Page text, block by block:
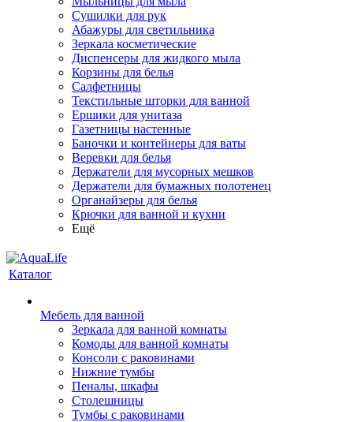
Сушилки для рук
Абажуры для светильника
Зеркала косметические
Диспенсеры для жидкого мыла
Корзины для белья
Салфетницы
Текстильные шторки для ванной
Ершики для унитаза
Газетницы настенные
Баночки и контейнеры для ваты
Веревки для белья
Держатели для мусорных мешков
Держатели для бумажных полотенец
Органайзеры для белья
Крючки для ванной и кухни
Ещё
Каталог
Мебель для ванной
Зеркала для ванной комнаты
Комоды для ванной комнаты
Консоли с раковинами
Нижние тумбы
Пеналы, шкафы
Столешницы
Тумбы с раковинами